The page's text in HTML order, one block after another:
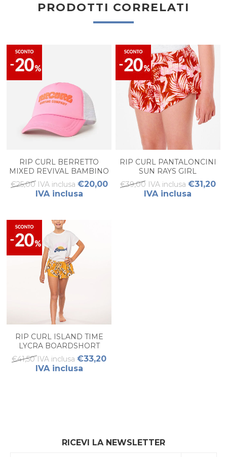
PRODOTTI CORRELATI
RIP CURL BERRETTO
MIXED REVIVAL BAMBINO
€25,00 IVA inclusa €20,00
IVA inclusa
RIP CURL PANTALONCINI
SUN RAYS GIRL
€39,00 IVA inclusa €31,20
IVA inclusa
RIP CURL ISLAND TIME
LYCRA BOARDSHORT
JUNIOR
€41,50 IVA inclusa €33,20
IVA inclusa
RICEVI LA NEWSLETTER